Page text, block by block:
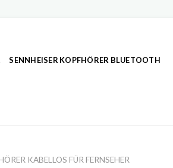
SENNHEISER KOPFHÖRER BLUETOOTH
KABELLOS FÜR FERNSEHER